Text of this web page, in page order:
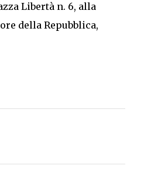
Libertà n. 6, alla
della Repubblica,